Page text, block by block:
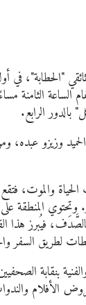
"الحطابة"،
يوم الأربعاء المقبل ١٢ أبريل
الرابع.
هشام عبد الحميد
والموت،
المنطقة على
فيُبرز هذا
لطريق السفر
بنقابة
الأفلام